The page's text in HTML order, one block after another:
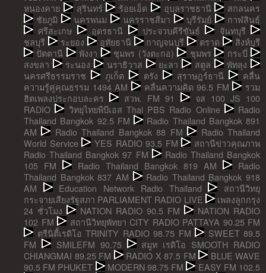
หนองคาย
สุรินทร์ ร้อยเอ็ด อุบลราชธานี
สกลนคร
ชัยภูมิ
นครพนม นครราชสีมา บุรีรัมย์
กาฬสินธุ์
ศรีสะเกษ
อุดรธานี ประจวบคีรีขันธ์
จันทบุรี
ชลบุรี
ระยอง อุทัยธานี กาญจนบุรี ตราด
สิงห์บุรี
ปัตตานี
พังงา ชุมพร (วังตะกอ) ชุมพร
กระบี่
สงขลา
ระนอง นราธิวาส ยะลา สตูล
พัทลุง
นครศรีธรรมราช
ภูเก็ต ตรัง สุราษฎร์ธานี
คลื่น
ความรู้คู่คุณธรรม 1494 AM
คลื่นความคิด 96.5 FM
รวม
ฮิตเพลงประกอบละคร
สวพ. FM 91
จส 100 JS 100
RADIO
วิทยุไทยพีบีเอส Thai PBS Radio Online
Radio
Thailand Bangkok 92.5 FM
Radio Thailand Bangkok 891
AM
Radio Thailand Bangkok 88 FM
Radio Thailand
World Service
YES RADIO 93.5 FM
สถานีข่าวคุณภาพ
Radio Thailand Bangkok 97 FM
Radio Thailand Bangkok
105 FM
Radio Thailand Bangkok 819 AM
Radio
Thailand Bangkok 837 AM
Radio Thailand Bangkok 918
AM
Education Network Radio Thailand
สถานีวิทยุ
กระจายเสียงรัฐสภา PARLIAMENT RADIO LIVE
เพลงลูกกรุง
24 ชั่วโมง
NATION RADIO 90.5 FM
NATION RADIO
102 FM
สถานีวิทยุพัทยา CITY RADIO PATTAYA 90.25 FM
ตรีนิตี้เรดิโอ TRINITY RADIO 98.75 FM
SWEET 89.5
FM
SMILEFM 90.75
สมูท เรดิโอ SMOOTH RADIO
CHIANGMAI 89.25 FM
RADIO X 87.5 FM
BLUE WAVE
90.5 FM PHUKET
MODERN 98.75 FM
EASY FM 102.5